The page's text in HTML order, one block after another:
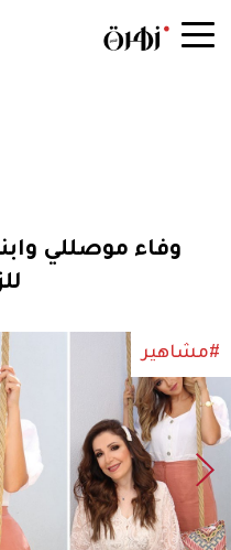
وفاء موصللي
#مشاهير